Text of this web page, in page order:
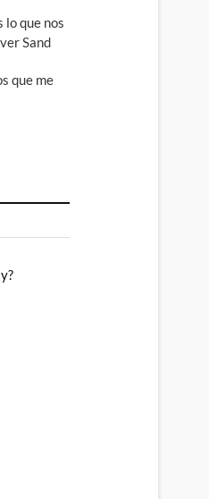
lo que nos
Sand
que me